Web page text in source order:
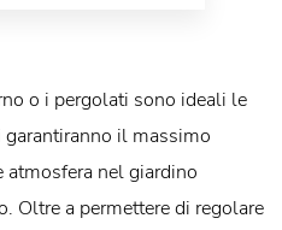
o i pergolati sono ideali le
garantiranno il massimo
atmosfera nel giardino
Oltre a permettere di regolare